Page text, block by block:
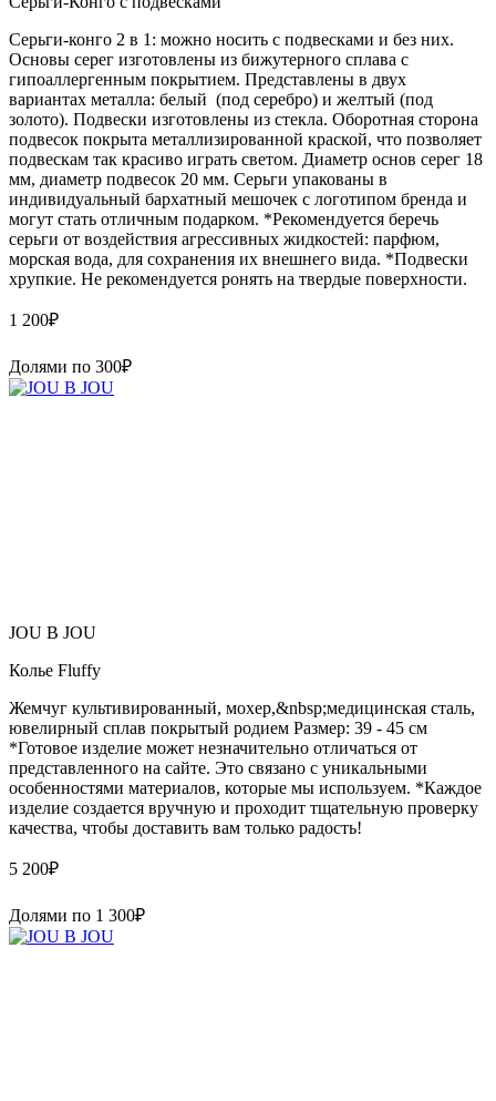
Серьги-конго 2 в 1: можно носить с подвесками и без них.
Основы серег изготовлены из бижутерного сплава с
гипоаллергенным покрытием. Представлены в двух
вариантах металла: белый (под серебро) и желтый (под
золото). Подвески изготовлены из стекла. Оборотная сторона
подвесок покрыта металлизированной краской, что позволяет
подвескам так красиво играть светом. Диаметр основ серег 18
мм, диаметр подвесок 20 мм. Серьги упакованы в
индивидуальный бархатный мешочек с логотипом бренда и
могут стать отличным подарком. *Рекомендуется беречь
серьги от воздействия агрессивных жидкостей: парфюм,
морская вода, для сохранения их внешнего вида. *Подвески
хрупкие. Не рекомендуется ронять на твердые поверхности.
1 200₽
Долями по 300₽
JOU B JOU
Колье Fluffy
Жемчуг культивированный, мохер,&nbsp;медицинская сталь,
ювелирный сплав покрытый родием Размер: 39 - 45 см
*Готовое изделие может незначительно отличаться от
представленного на сайте. Это связано с уникальными
особенностями материалов, которые мы используем. *Каждое
изделие создается вручную и проходит тщательную проверку
качества, чтобы доставить вам только радость!
5 200₽
Долями по 1 300₽